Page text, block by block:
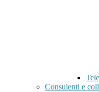
Consulenti e